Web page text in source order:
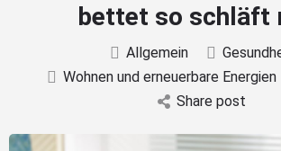
bettet so schläft
Allgemein
Wohnen und erneuerbare Energien
Share post